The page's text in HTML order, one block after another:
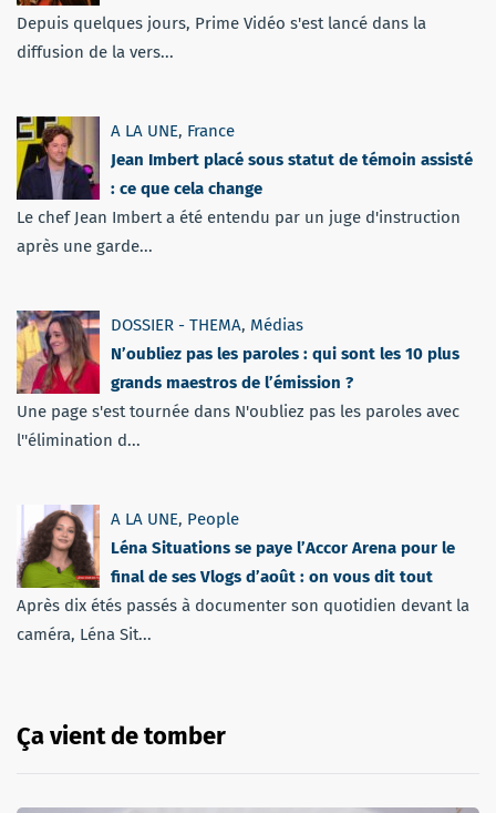
Depuis quelques jours, Prime Vidéo s'est lancé dans la
diffusion de la vers...
A LA UNE, France
Jean Imbert placé sous statut de témoin assisté
: ce que cela change
Le chef Jean Imbert a été entendu par un juge d'instruction
après une garde...
DOSSIER - THEMA, Médias
N’oubliez pas les paroles : qui sont les 10 plus
grands maestros de l’émission ?
Une page s'est tournée dans N'oubliez pas les paroles avec
l''élimination d...
A LA UNE, People
Léna Situations se paye l’Accor Arena pour le
final de ses Vlogs d’août : on vous dit tout
Après dix étés passés à documenter son quotidien devant la
caméra, Léna Sit...
Ça vient de tomber